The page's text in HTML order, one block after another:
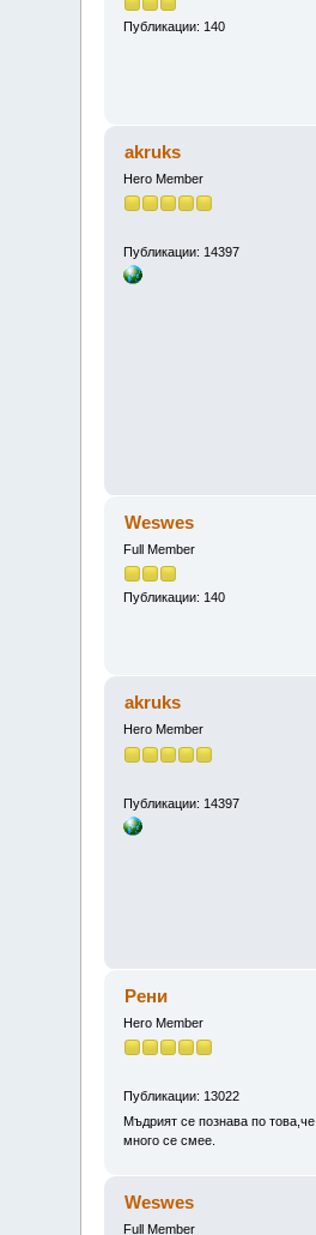
Публикации: 140
akruks
Hero Member
Публикации: 14397
Weswes
Full Member
Публикации: 140
akruks
Hero Member
Публикации: 14397
Рени
Hero Member
Публикации: 13022
Мъдрият се познава по това,че
много се смее.
Weswes
Full Member